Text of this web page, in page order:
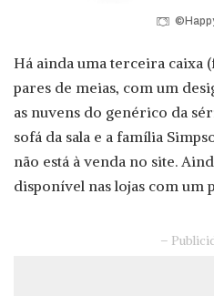
Há ainda uma terceira caixa
pares de meias, com um
as nuvens do genérico da
sofá da sala e a família
não está à venda no site.
disponível nas lojas com um
–